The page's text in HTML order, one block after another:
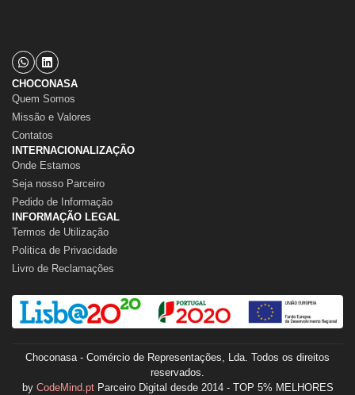
CHOCONASA
Quem Somos
Missão e Valores
Contatos
INTERNACIONALIZAÇÃO
Onde Estamos
Seja nosso Parceiro
Pedido de Informação
INFORMAÇÃO LEGAL
Termos de Utilização
Politica de Privacidade
Livro de Reclamações
Choconasa - Comércio de Representações, Lda. Todos os direitos
reservados.
by CodeMind.pt Parceiro Digital desde 2014 - TOP 5% MELHORES